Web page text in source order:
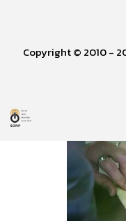
Copyright © 2010 -